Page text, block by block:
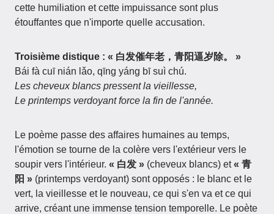
cette humiliation et cette impuissance sont plus
étouffantes que n'importe quelle accusation.
Troisième distique : « 白发催年老，青阳逼岁除。 »
Bái fà cuī nián lǎo, qīng yáng bī suì chú.
Les cheveux blancs pressent la vieillesse,
Le printemps verdoyant force la fin de l'année.
Le poème passe des affaires humaines au temps,
l'émotion se tourne de la colère vers l'extérieur vers le
soupir vers l'intérieur. « 白发 » (cheveux blancs) et« 青
阳 » (printemps verdoyant) sont opposés : le blanc et le
vert, la vieillesse et le nouveau, ce qui s'en va et ce qui
arrive, créant une immense tension temporelle. Le poète